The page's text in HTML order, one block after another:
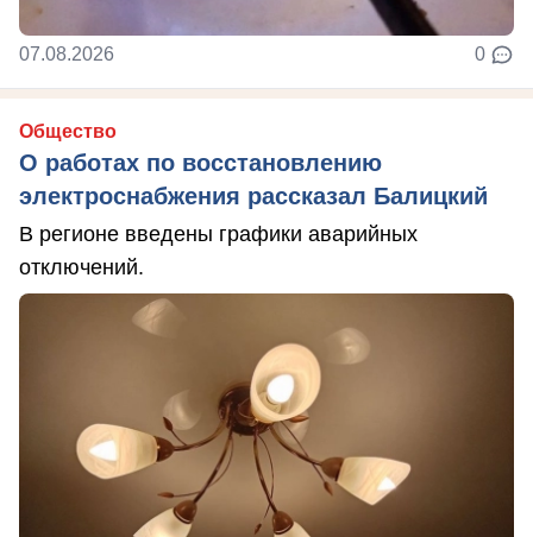
07.08.2026 0
Общество
О работах по восстановлению
электроснабжения рассказал Балицкий
В регионе введены графики аварийных
отключений.